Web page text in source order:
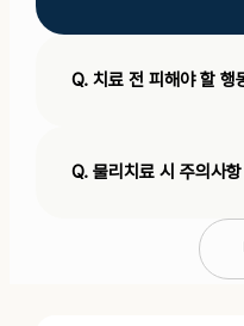
Q. 치료 전 피해야 할 행
것이 중요합니다.
Q. 물리치료 시 주의사항
말고 의료진에게 즉시
유지하는 것이 중요합니